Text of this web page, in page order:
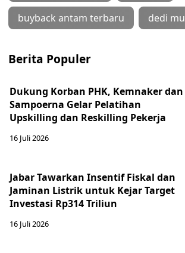
buyback antam terbaru dedi
Berita Populer
Dukung Korban PHK, Kemnaker dan
Sampoerna Gelar Pelatihan
Upskilling dan Reskilling Pekerja
16 Juli 2026
Jabar Tawarkan Insentif Fiskal dan
Jaminan Listrik untuk Kejar Target
Investasi Rp314 Triliun
16 Juli 2026